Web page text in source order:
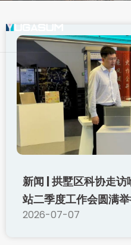
新闻 | 拱墅区科协走
站二季度工作会圆满
2026-07-07